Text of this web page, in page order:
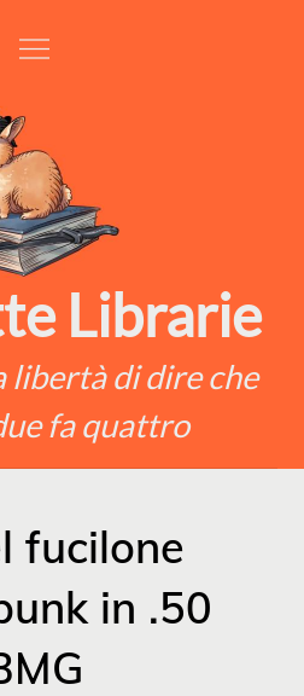
Librarie
libertà di dire che
fa quattro
fucilone
in .50